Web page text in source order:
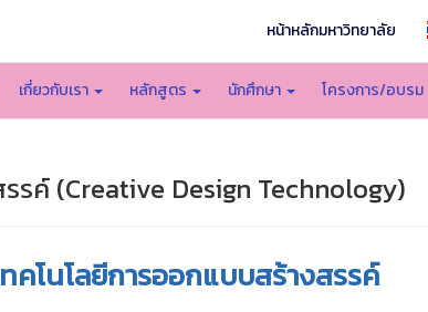
หน้าหลักมหาวิทยาลัย
เกี่ยวกับเรา หลักสูตร นักศึกษา โครงการ/อบรม
รค์ (Creative Design Technology)
โนโลยีการออกแบบสร้างสรรค์